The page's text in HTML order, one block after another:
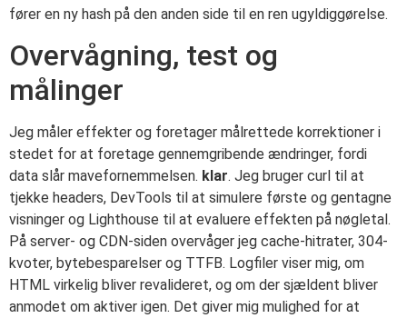
fører en ny hash på den anden side til en ren ugyldiggørelse.
Overvågning, test og
målinger
Jeg måler effekter og foretager målrettede korrektioner i
stedet for at foretage gennemgribende ændringer, fordi
data slår mavefornemmelsen. klar. Jeg bruger curl til at
tjekke headers, DevTools til at simulere første og gentagne
visninger og Lighthouse til at evaluere effekten på nøgletal.
På server- og CDN-siden overvåger jeg cache-hitrater, 304-
kvoter, bytebesparelser og TTFB. Logfiler viser mig, om
HTML virkelig bliver revalideret, og om der sjældent bliver
anmodet om aktiver igen. Det giver mig mulighed for at